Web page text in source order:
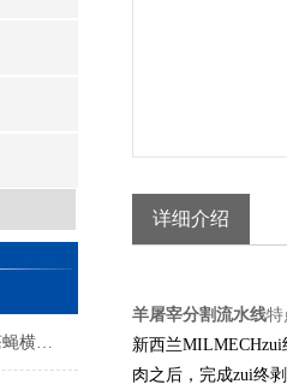
通州黑作坊加工进口猪头 苍蝇横飞油污遍地受到处罚
详细介绍
羊屠宰分割流水线特
新西兰
肉之后，完成zui终